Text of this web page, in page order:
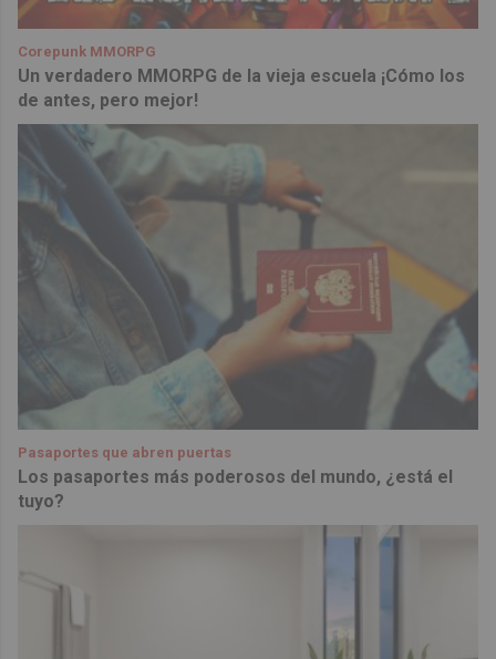
Corepunk MMORPG
Un verdadero MMORPG de la vieja escuela ¡Cómo los
de antes, pero mejor!
Pasaportes que abren puertas
Los pasaportes más poderosos del mundo, ¿está el
tuyo?